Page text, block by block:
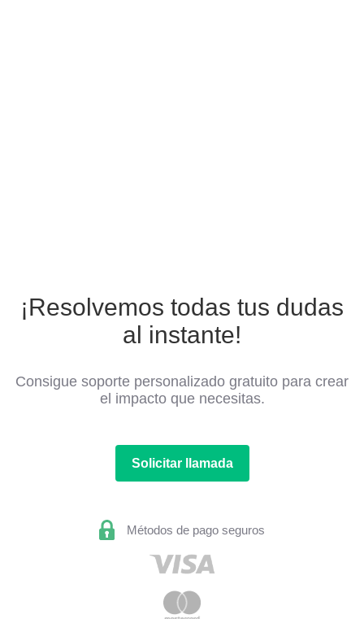
¡Resolvemos todas tus dudas
al instante!
Consigue soporte personalizado gratuito para crear
el impacto que necesitas.
Solicitar llamada
Métodos de pago seguros